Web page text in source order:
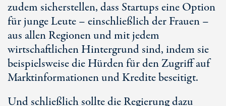
zudem sicherstellen, dass Startups eine Option
für junge Leute – einschließlich der Frauen –
aus allen Regionen und mit jedem
wirtschaftlichen Hintergrund sind, indem sie
beispielsweise die Hürden für den Zugriff auf
Marktinformationen und Kredite beseitigt.
Und schließlich sollte die Regierung dazu